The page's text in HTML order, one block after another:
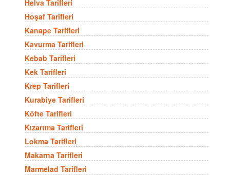
Helva Tarifleri
Hoşaf Tarifleri
Kanape Tarifleri
Kavurma Tarifleri
Kebab Tarifleri
Kek Tarifleri
Krep Tarifleri
Kurabiye Tarifleri
Köfte Tarifleri
Kızartma Tarifleri
Lokma Tarifleri
Makarna Tarifleri
Marmelad Tarifleri